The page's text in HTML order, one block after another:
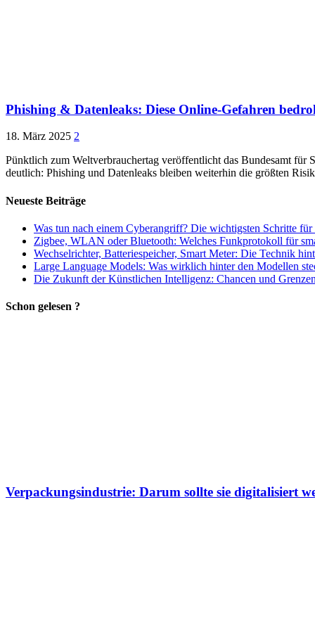
Phishing & Datenleaks: Diese Online-Gefahren
18. März 2025 2
Pünktlich zum Weltverbrauchertag veröffentlicht das Bundesamt
deutlich: Phishing und Datenleaks bleiben weiterhin die größten
Neueste Beiträge
Was tun nach einem Cyberangriff? Die wichtigsten Schritte
Zigbee, WLAN oder Bluetooth: Welches Funkprotokoll für
Wechselrichter, Batteriespeicher, Smart Meter: Die Technik
Large Language Models: Was wirklich hinter den Modellen
Die Zukunft der Künstlichen Intelligenz: Chancen und
Schon gelesen ?
Verpackungsindustrie: Darum sollte sie digitalisiert